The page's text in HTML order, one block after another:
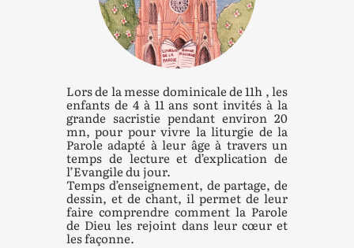
Lors de la messe dominicale de 11h , les
enfants de 4 à 11 ans sont invités à la
grande sacristie pendant environ 20
mn, pour pour vivre la liturgie de la
Parole adapté à leur âge à travers un
temps de lecture et d’explication de
l’Evangile du jour.
Temps d’enseignement, de partage, de
dessin, et de chant, il permet de leur
faire comprendre comment la Parole
de Dieu les rejoint dans leur cœur et
les façonne.